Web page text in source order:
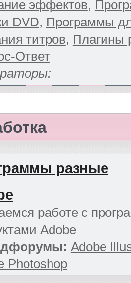
эффектов,
DVD, Программы
титров, Плагины
Ответ
разные
работе с
Adobe
Adobe
Photoshop